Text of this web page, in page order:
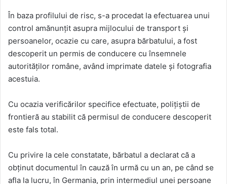
În baza profilului de risc, s-a procedat la efectuarea unui
control amănunţit asupra mijlocului de transport și
persoanelor, ocazie cu care, asupra bărbatului, a fost
descoperit un permis de conducere cu însemnele
autorităţilor române, având imprimate datele și fotografia
acestuia.
Cu ocazia verificărilor specifice efectuate, polițiștii de
frontieră au stabilit că permisul de conducere descoperit
este fals total.
Cu privire la cele constatate, bărbatul a declarat că a
obținut documentul în cauză în urmă cu un an, pe când se
afla la lucru, în Germania, prin intermediul unei persoane